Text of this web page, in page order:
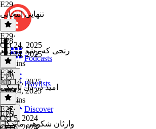
Podcasts
Playlists
Discover
E29
تنهایی انتخابی
E29·
Oct 24, 2025
Oct 24, 2025
22 mins
E28
رنجی که رشد می‌دهد
E28·
Jun 14, 2025
Jun 14, 2025
39 mins
E27
امید در دل تاریکی
E27·
Oct 5, 2024
Oct 5, 2024
E26
وارثان شکوهی ماندگار